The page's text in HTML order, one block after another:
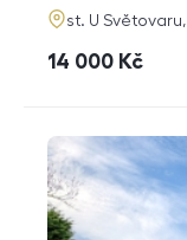
adresa
st. U
cena
14 000 Kč